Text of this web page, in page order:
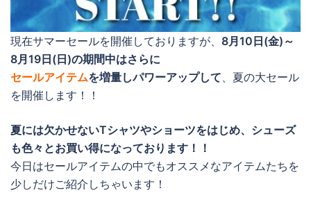
現在サマーセールを開催しておりますが、 8月10日(金)～
8月19日(日)の期間中はさらに
セールアイテムを増量しパワーアップして、夏の大セール
を開催します！！
夏には欠かせないTシャツやショーツをはじめ、シューズ
も色々とお買い得になっております！！
今日はセールアイテムの中でもオススメなアイテムたちを
少しだけご紹介しちゃいます！